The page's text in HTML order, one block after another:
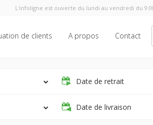
L'infoligne est ouverte du lundi au vendredi du
de clients A propos Contact
Date de retrait
Date de livraison